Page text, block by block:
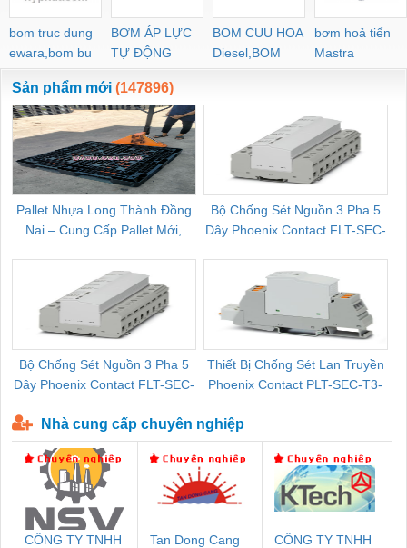
bom truc dung
ewara,bom bu
ewara
BƠM ÁP LỰC
TỰ ĐỘNG
BOM CUU HOA
Diesel,BOM
CHUA CHAY
bơm hoả tiển
Mastra
Sản phẩm mới (147896)
Pallet Nhựa Long Thành Đồng
Nai – Cung Cấp Pallet Mới,
Bộ Chống Sét Nguồn 3 Pha 5
Dây Phoenix Contact FLT-SEC-
Bộ Chống Sét Nguồn 3 Pha 5
Dây Phoenix Contact FLT-SEC-
Thiết Bị Chống Sét Lan Truyền
Phoenix Contact PLT-SEC-T3-
Nhà cung cấp chuyên nghiệp
CÔNG TY TNHH
Tan Dong Cang
CÔNG TY TNHH